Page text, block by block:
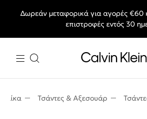
End of Season Deals: Αγαπημένα styles,
Δωρεάν μεταφορικά για αγορές
επιστροφές εντός 30
Τσάντες & Αξεσουάρ